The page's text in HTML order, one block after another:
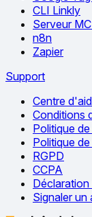
CLI Linkly
Serveur
n8n
Zapier
Support
Centre
Conditions
Politique
Politique
RGPD
CCPA
Signaler un